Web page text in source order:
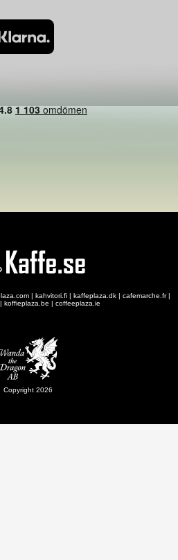
| kahvitori.fi| kaffeplaza.dk| cafemarche.fr|
koffieplaza.be | coffeeplaza.ie
Copyright 2026